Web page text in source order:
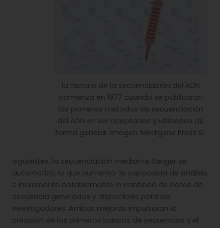
la historia de la secuenciación del ADN
comienza en 1977 cuándo se publicaron
los primeros métodos de secuenciación
del ADN en ser aceptados y utilizados de
forma general. Imagen: Medigene Press SL.
siguientes, la secuenciación mediante Sanger se
automatizó, lo que aumentó la capacidad de análisis
e incrementó notablemente la cantidad de datos de
secuencia generados y disponibles para los
investigadores. Ambas mejoras impulsaron la
creación de los primeros bancos de secuencias y el